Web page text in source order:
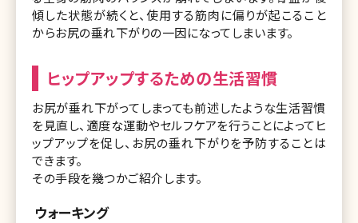
傾した状態が続くと、使用する筋肉に偏りが起こること
からお尻の垂れ下がりの一因になってしまいます。
ヒップアップするための生活習慣
お尻が垂れ下がってしまっても前述したような生活習慣
を見直し、適度な運動やセルフケアを行うことによってヒ
ップアップを促し、お尻の垂れ下がりを予防することは
できます。
その手段を幾つかご紹介します。
ウォーキング